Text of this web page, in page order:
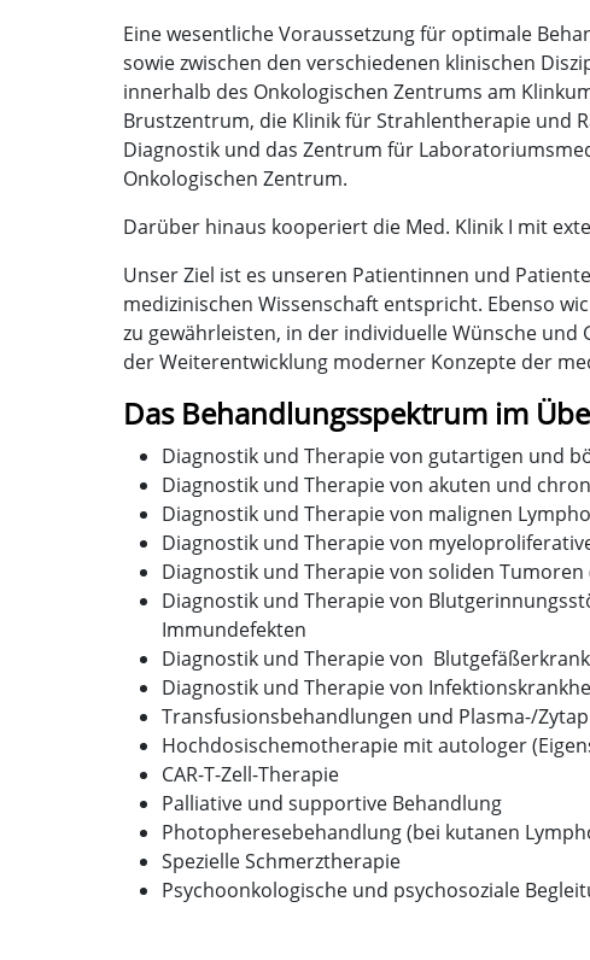
Eine wesentliche Voraussetzung für optimale
sowie zwischen den verschiedenen klinischen
innerhalb des Onkologischen Zentrums am
Brustzentrum, die Klinik für Strahlentherapie und
Diagnostik und das Zentrum für
Onkologischen Zentrum.
Darüber hinaus kooperiert die Med. Klinik I mit
Unser Ziel ist es unseren Patientinnen und
medizinischen Wissenschaft entspricht. Ebenso
zu gewährleisten, in der individuelle Wünsche
der Weiterentwicklung moderner Konzepte der
Das Behandlungsspektrum im
Diagnostik und Therapie von gutartigen und
Diagnostik und Therapie von akuten und
Diagnostik und Therapie von malignen
Diagnostik und Therapie von
Diagnostik und Therapie von soliden
Diagnostik und Therapie von
Immundefekten
Diagnostik und Therapie von
Diagnostik und Therapie von
Transfusionsbehandlungen und Plasma-/
Hochdosischemotherapie mit autologer
CAR-T-Zell-Therapie
Palliative und supportive Behandlung
Photopheresebehandlung (bei kutanen
Spezielle Schmerztherapie
Psychoonkologische und psychosoziale